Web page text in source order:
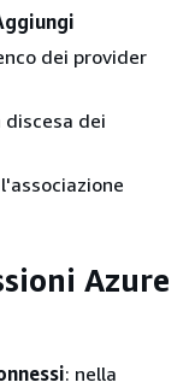
dei provider
dei
Azure
: nella